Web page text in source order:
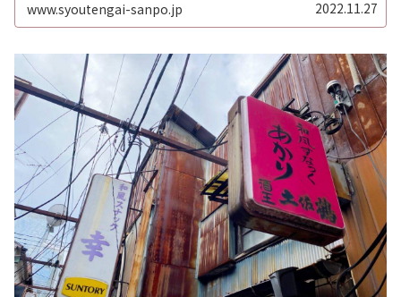
www.syoutengai-sanpo.jp 2022.11.27